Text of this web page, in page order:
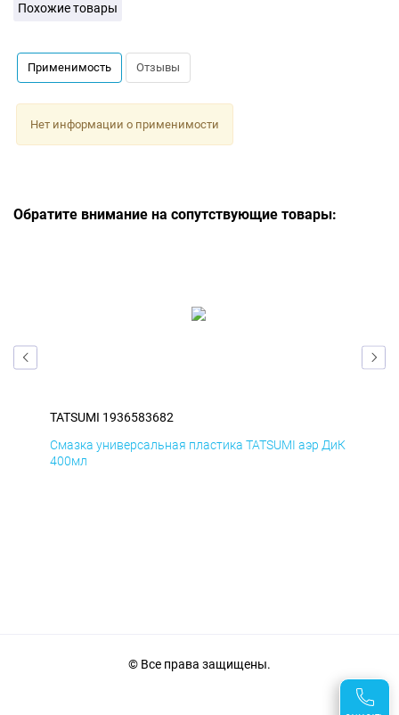
Похожие товары
Применимость Отзывы
Нет информации о применимости
Обратите внимание на сопутствующие товары:
TATSUMI 1936583682
Смазка универсальная пластика TATSUMI аэр ДиК
400мл
© Все права защищены.